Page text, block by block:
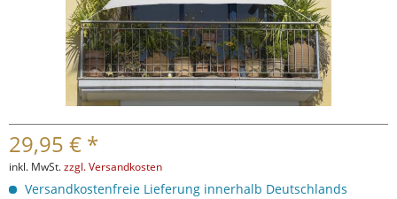
29,95 € *
inkl. MwSt.zzgl. Versandkosten
Versandkostenfreie Lieferung innerhalb Deutschlands